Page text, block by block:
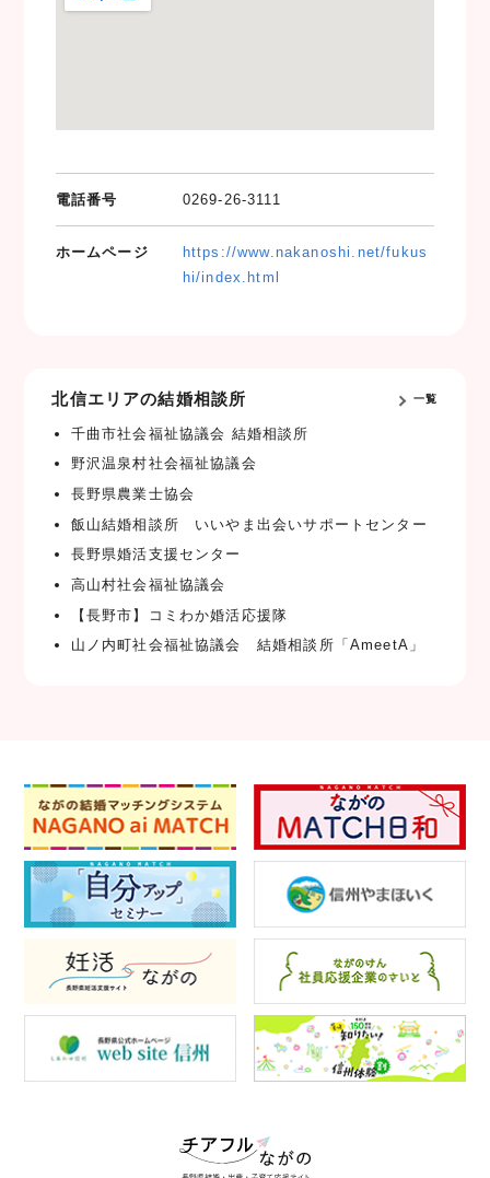
電話番号 0269-26-3111
ホームページ
https://www.nakanoshi.net/fukus
hi/index.html
北信エリアの結婚相談所 一覧
千曲市社会福祉協議会 結婚相談所
野沢温泉村社会福祉協議会
長野県農業士協会
飯山結婚相談所 いいやま出会いサポートセンター
長野県婚活支援センター
高山村社会福祉協議会
【長野市】コミわか婚活応援隊
山ノ内町社会福祉協議会 結婚相談所「AmeetA」